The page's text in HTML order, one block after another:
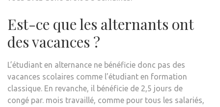
Est-ce que les alternants ont
des vacances ?
L’étudiant en alternance ne bénéficie donc pas des
vacances scolaires comme l’étudiant en formation
classique. En revanche, il bénéficie de 2,5 jours de
congé par. mois travaillé, comme pour tous les salariés,